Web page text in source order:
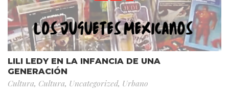
LILI LEDY EN LA INFANCIA DE UNA
GENERACIÓN
Cultura, Cultura, Uncategorized, Urbano